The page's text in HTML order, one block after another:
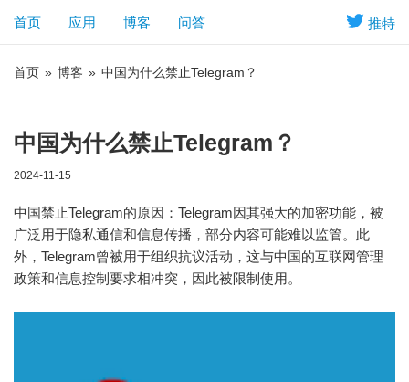
推特
首页 应用 博客 问答
首页 » 博客 » 中国为什么禁止Telegram？
中国为什么禁止Telegram？
2024-11-15
中国禁止Telegram的原因：Telegram因其强大的加密功能，被
广泛用于隐私通信和信息传播，部分内容可能难以监管。此
外，Telegram曾被用于组织抗议活动，这与中国的互联网管理
政策和信息控制要求相冲突，因此被限制使用。